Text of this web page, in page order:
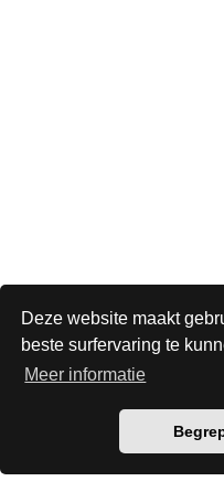
Deze website maakt
beste surfervaring te
Meer informatie